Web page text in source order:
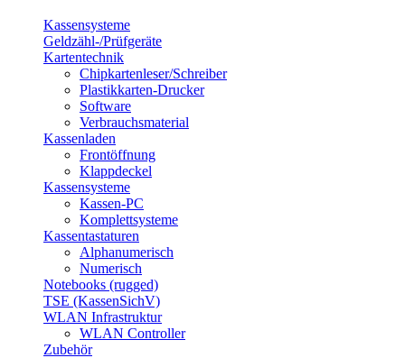
Kassensysteme
Geldzähl-/Prüfgeräte
Kartentechnik
Chipkartenleser/Schreiber
Plastikkarten-Drucker
Software
Verbrauchsmaterial
Kassenladen
Frontöffnung
Klappdeckel
Kassensysteme
Kassen-PC
Komplettsysteme
Kassentastaturen
Alphanumerisch
Numerisch
Notebooks (rugged)
TSE (KassenSichV)
WLAN Infrastruktur
WLAN Controller
Zubehör